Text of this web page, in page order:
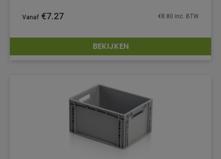
DETAILS
€7.27 €8.80 inc. BTW
BEKIJKEN